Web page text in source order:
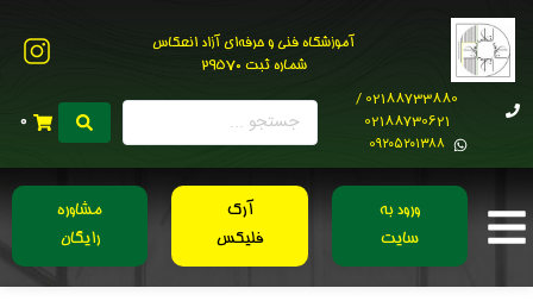
آموزشگاه فنی و حرفه‌ای آزاد انعکاس
شماره ثبت 29570
02188733880 /
02188730621
0۹۲۰۵۲۰۱۳۸۸
0
ورود به
سایت
آرک
فلیکس
مشاوره
رایگان